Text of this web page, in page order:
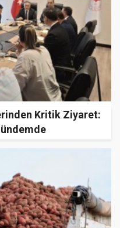
Kritik Ziyaret: